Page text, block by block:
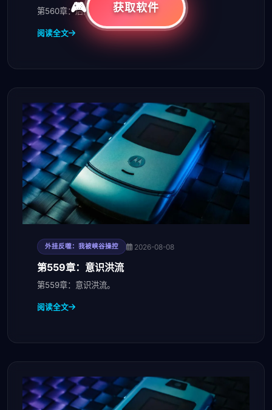
第560章：后门。
阅读全文
外挂反噬：我被峡谷操控 2026-08-08
第559章：意识洪流
第559章：意识洪流。
阅读全文
获取软件